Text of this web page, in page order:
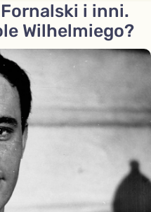
Fornalski i inni.
Wilhelmiego?